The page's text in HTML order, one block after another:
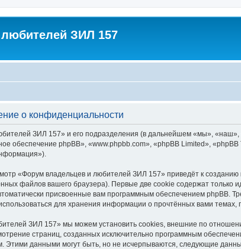
ЗИЛ 157
о конфиденциальности
ЗИЛ 157» и его подразделения (в дальнейшем «мы»,
обеспечение phpBB», «www.phpbb.com», «phpBB Limited»,
«Форум владельцев и любителей ЗИЛ 157» приведёт к
файлов вашего браузера). Первые две cookie содержат только
присвоенные вам программным обеспечением phpBB.
для хранения информации о прочтённых вами
ЗИЛ 157» мы можем установить cookies, внешние по
страниц, созданных исключительно программным
данными могут быть, но не исчерпываются, следующие